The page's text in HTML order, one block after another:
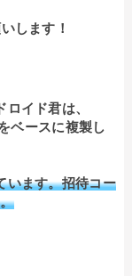
します！
イド君は、
ベースに複製し
います。招待コー